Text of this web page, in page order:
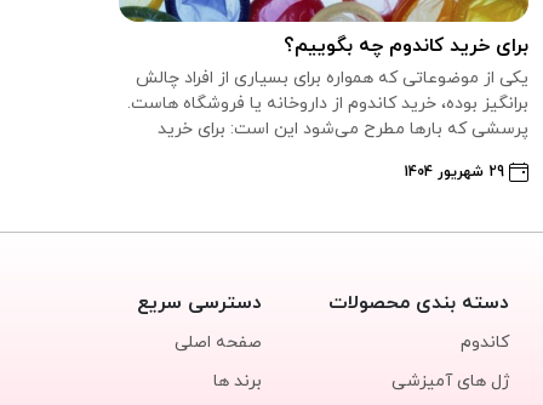
برای خرید کاندوم چه بگوییم؟
یکی از موضوعاتی که همواره برای بسیاری از افراد چالش‌
برانگیز بوده، خرید کاندوم از داروخانه یا فروشگاه‌ هاست.
پرسشی که بارها مطرح می‌شود این است: برای خرید
29 شهریور 1404
دسته بندی محصولات
کاندوم
ژل های آمیزشی
دسترسی سریع
صفحه اصلی
برند ها